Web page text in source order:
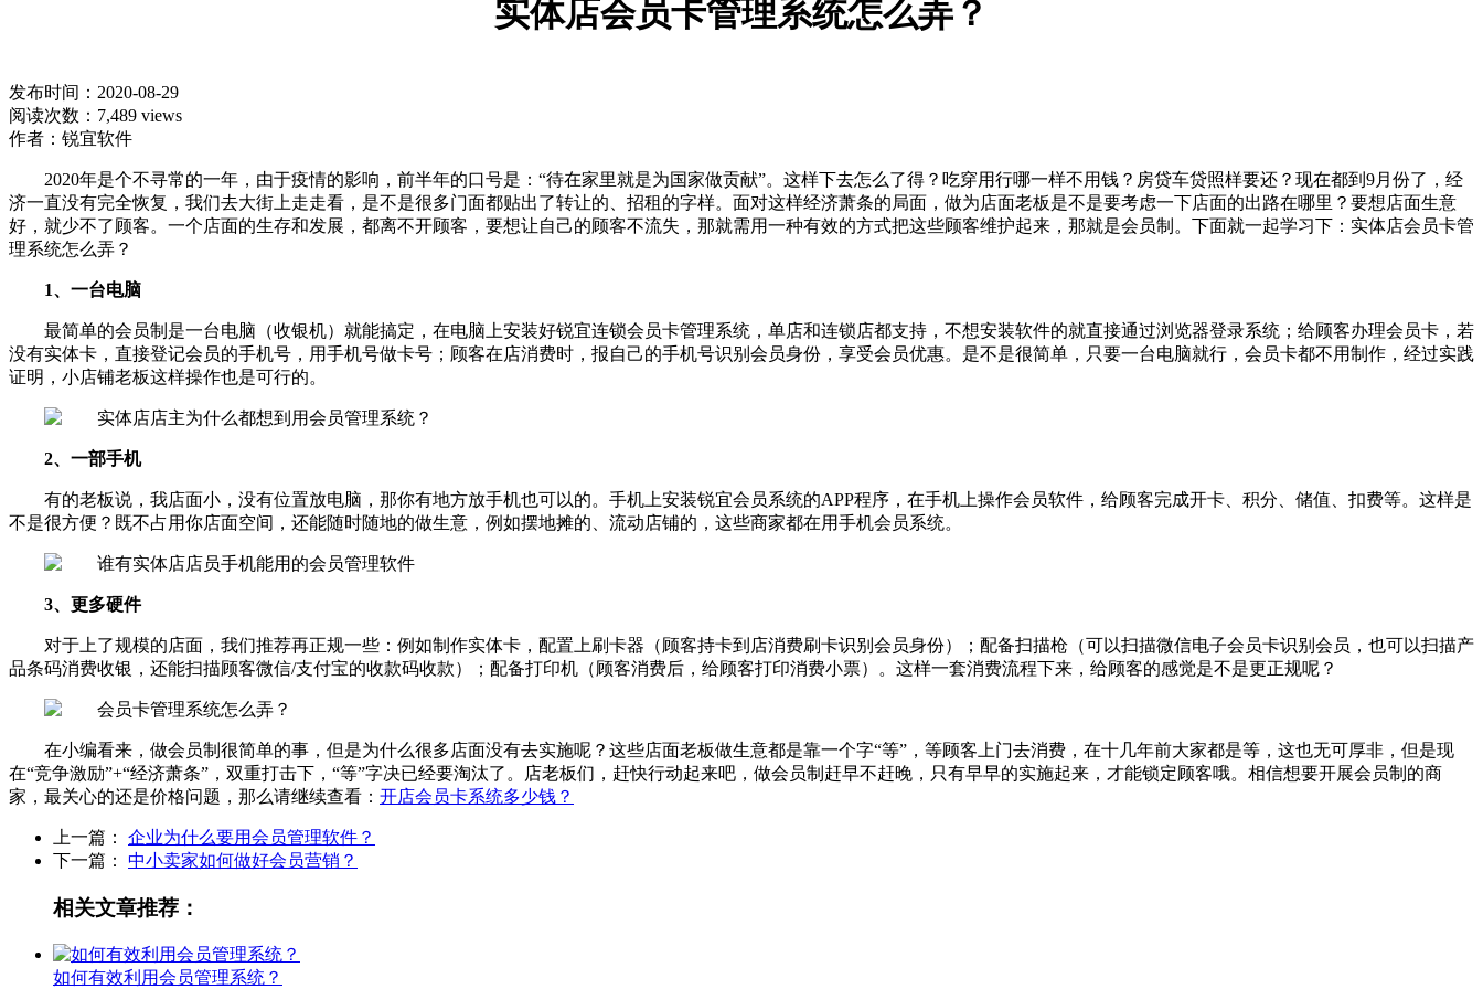
实体店会员卡管理系统怎么弄？
发布时间：2020-08-29
阅读次数：7,489 views
作者：锐宜软件
2020年是个不寻常的一年，由于疫情的影响，前半年的口号是：“待在家里就是为国家做贡献”。这样下去怎么了得？吃穿用行哪一样不用钱？房贷车贷照样要还？现在都到9月份了，经
济一直没有完全恢复，我们去大街上走走看，是不是很多门面都贴出了转让的、招租的字样。面对这样经济萧条的局面，做为店面老板是不是要考虑一下店面的出路在哪里？要想店面生意
好，就少不了顾客。一个店面的生存和发展，都离不开顾客，要想让自己的顾客不流失，那就需用一种有效的方式把这些顾客维护起来，那就是会员制。下面就一起学习下：实体店会员卡管
理系统怎么弄？
1、一台电脑
最简单的会员制是一台电脑（收银机）就能搞定，在电脑上安装好锐宜连锁会员卡管理系统，单店和连锁店都支持，不想安装软件的就直接通过浏览器登录系统；给顾客办理会员卡，若
没有实体卡，直接登记会员的手机号，用手机号做卡号；顾客在店消费时，报自己的手机号识别会员身份，享受会员优惠。是不是很简单，只要一台电脑就行，会员卡都不用制作，经过实践
证明，小店铺老板这样操作也是可行的。
2、一部手机
有的老板说，我店面小，没有位置放电脑，那你有地方放手机也可以的。手机上安装锐宜会员系统的APP程序，在手机上操作会员软件，给顾客完成开卡、积分、储值、扣费等。这样是
不是很方便？既不占用你店面空间，还能随时随地的做生意，例如摆地摊的、流动店铺的，这些商家都在用手机会员系统。
3、更多硬件
对于上了规模的店面，我们推荐再正规一些：例如制作实体卡，配置上刷卡器（顾客持卡到店消费刷卡识别会员身份）；配备扫描枪（可以扫描微信电子会员卡识别会员，也可以扫描产
品条码消费收银，还能扫描顾客微信/支付宝的收款码收款）；配备打印机（顾客消费后，给顾客打印消费小票）。这样一套消费流程下来，给顾客的感觉是不是更正规呢？
在小编看来，做会员制很简单的事，但是为什么很多店面没有去实施呢？这些店面老板做生意都是靠一个字“等”，等顾客上门去消费，在十几年前大家都是等，这也无可厚非，但是现
在“竞争激励”+“经济萧条”，双重打击下，“等”字决已经要淘汰了。店老板们，赶快行动起来吧，做会员制赶早不赶晚，只有早早的实施起来，才能锁定顾客哦。相信想要开展会员制的商
家，最关心的还是价格问题，那么请继续查看： 开店会员卡系统多少钱？
上一篇： 企业为什么要用会员管理软件？
下一篇： 中小卖家如何做好会员营销？
相关文章推荐：
如何有效利用会员管理系统？